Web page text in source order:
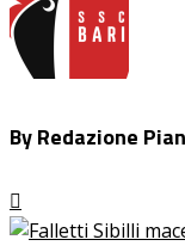
By Redazione